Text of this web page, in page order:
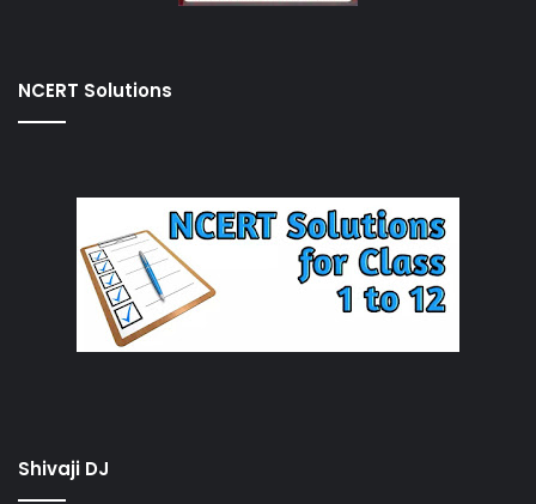
NCERT Solutions
Shivaji DJ